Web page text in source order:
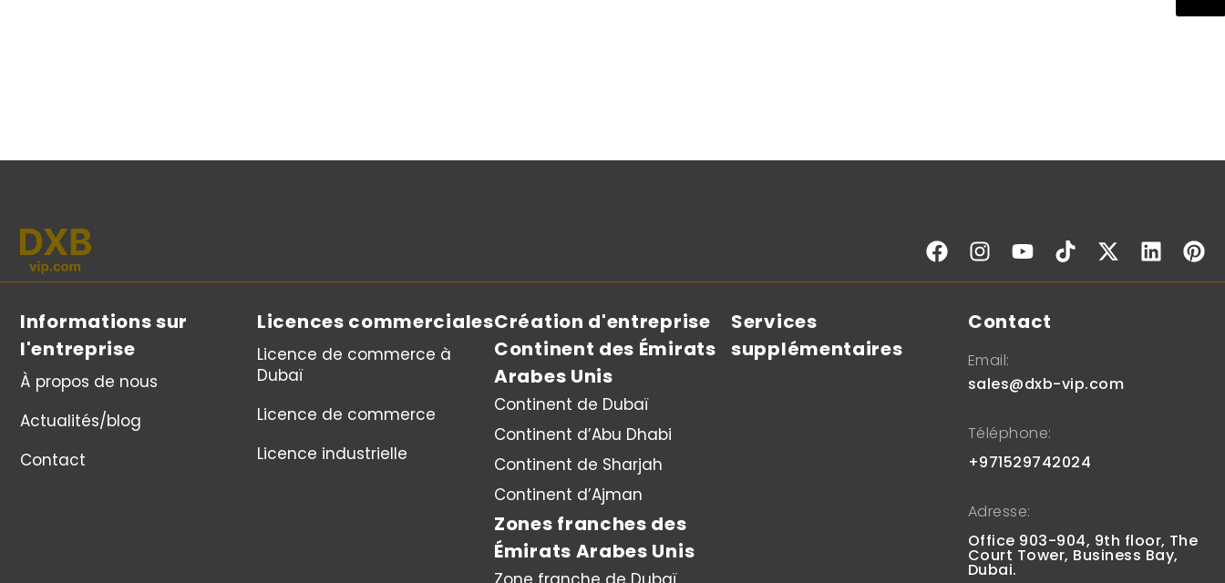
Informations sur
l'entreprise
À propos de nous
Actualités/blog
Contact
Licences commerciales
Licence de commerce à
Dubaï
Licence de commerce
Licence industrielle
Création d'entreprise
Continent des Émirats
Arabes Unis
Continent de Dubaï
Continent d’Abu Dhabi
Continent de Sharjah
Continent d’Ajman
Zones franches des
Émirats Arabes Unis
Services
supplémentaires
Contact
Email:
sales@dxb-vip.com
Téléphone:
+971529742024
Adresse:
Office 903-904, 9th floor, The
Court Tower, Business Bay,
Dubai.